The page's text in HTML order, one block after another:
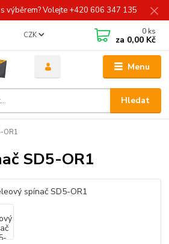
výběrem? Volejte +420 606 347 135
Menu
CZK
Hledat
0 ks
za 0,00 Kč
OR1
SD5-OR1